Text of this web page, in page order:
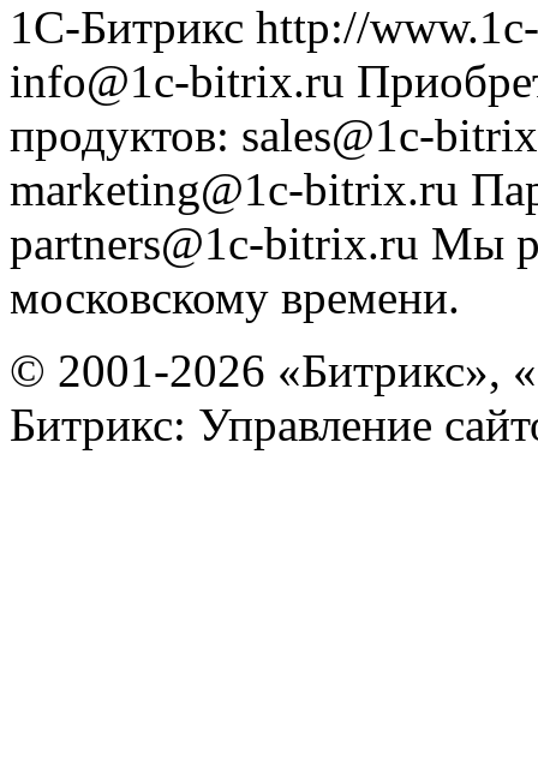
1С-Битрикс http://
info@1c-bitrix.ru
продуктов: sales@1c-
marketing@1c-bitrix.ru
partners@1c-bitrix.ru Мы
московскому времени.
© 2001-2026 «Битрикс»,
Битрикс: Управление